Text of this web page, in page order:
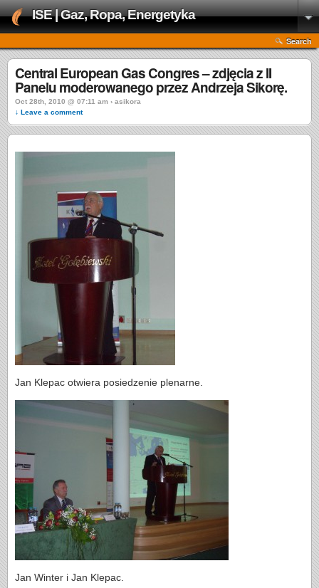
ISE | Gaz, Ropa, Energetyka
Search
Central European Gas Congres – zdjęcia z II
Panelu moderowanego przez Andrzeja Sikorę.
Oct 28th, 2010 @ 07:11 am › asikora
↓ Leave a comment
Jan Klepac otwiera posiedzenie plenarne.
Jan Winter i Jan Klepac.